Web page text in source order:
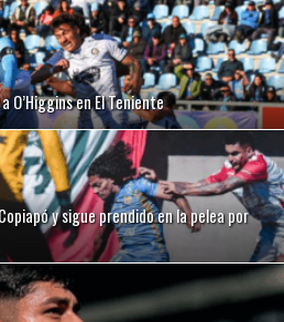
O’Higgins en El Teniente
y sigue prendido en la pelea por